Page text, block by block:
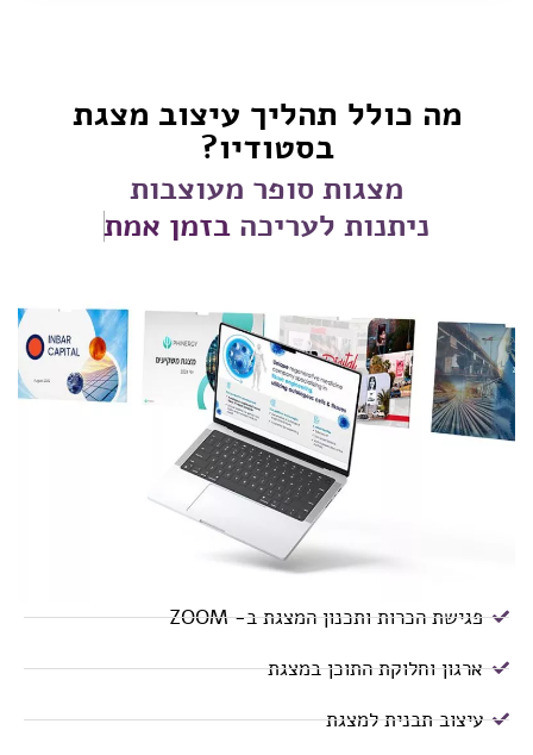
מה כולל תהליך עיצוב מצגת
בסטודיו?
מצגות סופר מעוצבות
ניתנות לעריכה בזמן אמת
פגישת הכרות ותכנון המצגת ב- ZOOM
ארגון וחלוקת התוכן במצגת
עיצוב תבנית למצגת